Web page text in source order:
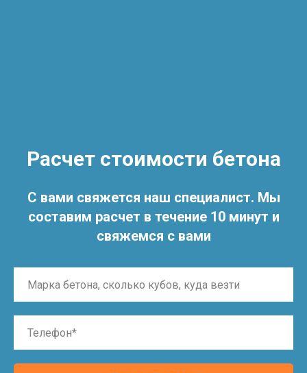
Расчет стоимости бетона
С вами свяжется наш специалист. Мы
составим расчет в течение 10 минут и
свяжемся с вами